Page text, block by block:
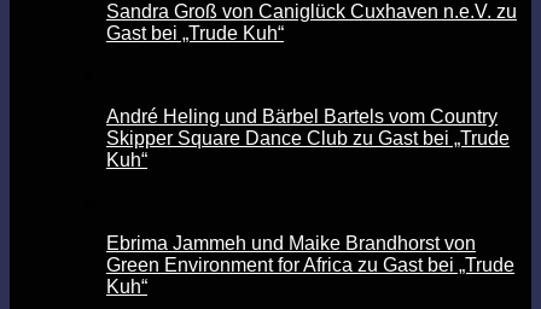
Sandra Groß von Caniglück Cuxhaven n.e.V. zu
Gast bei „Trude Kuh“
André Heling und Bärbel Bartels vom Country
Skipper Square Dance Club zu Gast bei „Trude
Kuh“
Ebrima Jammeh und Maike Brandhorst von
Green Environment for Africa zu Gast bei „Trude
Kuh“